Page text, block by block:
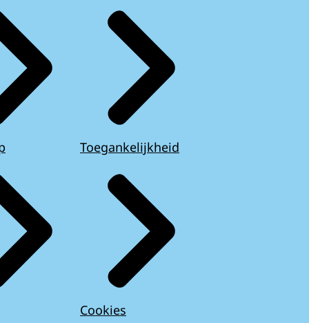
Toegankelijkheid
Cookies